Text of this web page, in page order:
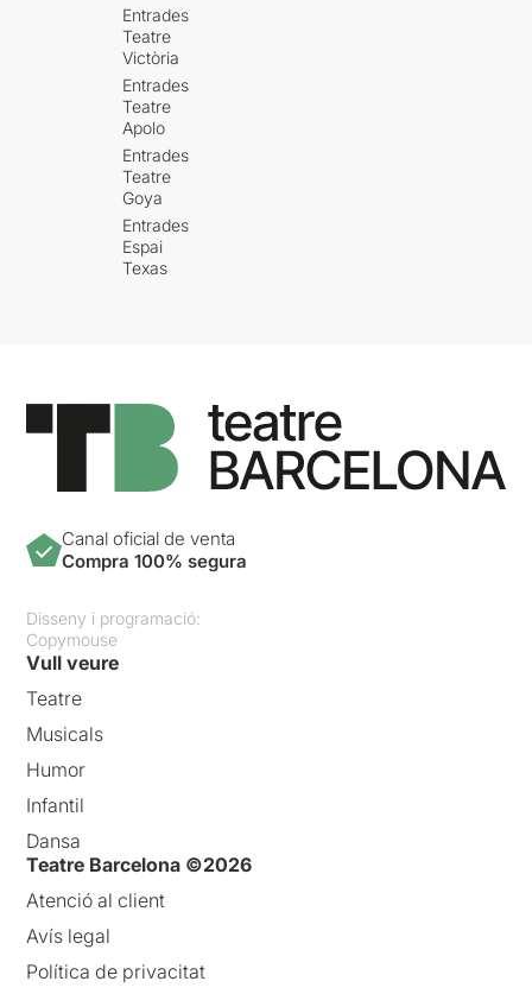
Entrades
Teatre
Victòria
Entrades
Teatre
Apolo
Entrades
Teatre
Goya
Entrades
Espai
Texas
Canal oficial de venta
Compra 100% segura
Disseny i programació:
Copymouse
Vull veure
Teatre
Musicals
Humor
Infantil
Dansa
Teatre Barcelona ©2026
Atenció al client
Avís legal
Política de privacitat